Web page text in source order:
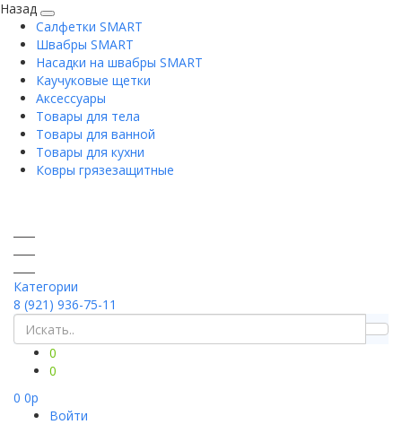
Назад
Салфетки SMART
Швабры SMART
Насадки на швабры SMART
Каучуковые щетки
Аксессуары
Товары для тела
Товары для ванной
Товары для кухни
Ковры грязезащитные
Категории
8 (921) 936-75-11
0
0
0 0p
Войти